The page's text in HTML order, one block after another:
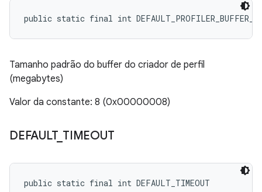
public static final int
Tamanho padrão do buffer do criador de perfil
(megabytes)
Valor da constante: 8 (0x00000008)
DEFAULT_ TIMEOUT
public static final int DEFAULT_TIMEOUT